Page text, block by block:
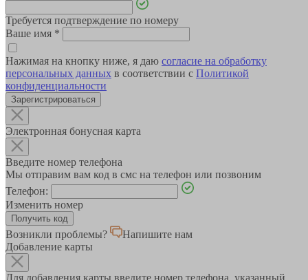
Требуется подтверждение по номеру
Ваше имя *
Нажимая на кнопку ниже, я даю согласие на обработку
персональных данных в соответствии с Политикой
конфиденциальности
Зарегистрироваться
Электронная бонусная карта
Введите номер телефона
Мы отправим вам код в смс на телефон или позвоним
Телефон:
Изменить номер
Возникли проблемы?
Напишите нам
Добавление карты